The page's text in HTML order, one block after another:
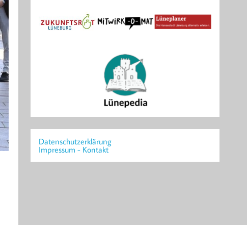
Datenschutzerklärung
Impressum - Kontakt